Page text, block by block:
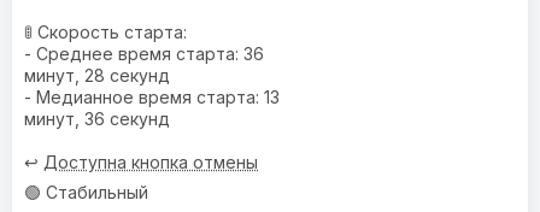
🚦 Скорость старта:
- Среднее время старта: 36
минут, 28 секунд
- Медианное время старта: 13
минут, 36 секунд
↩️ Доступна кнопка отмены
🟢 Стабильный